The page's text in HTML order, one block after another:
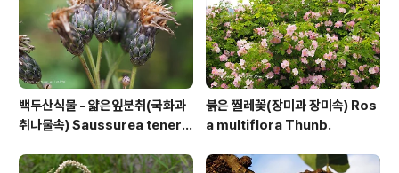
백두산식물 - 얇은잎분취(국화과
취나물속) Saussurea tenerif
붉은 찔레꽃(장미과 장미속) Ros
a multiflora Thunb.